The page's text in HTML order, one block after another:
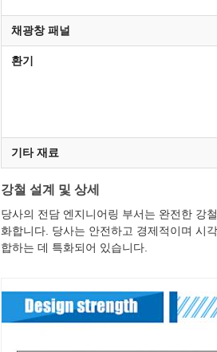
채광창 패널
환기
기타 재료
강철 설계 및 상세
당사의 전담 엔지니어링 부서는 완전한 강
화합니다. 당사는 안전하고 경제적이며 시
합하는 데 특화되어 있습니다.